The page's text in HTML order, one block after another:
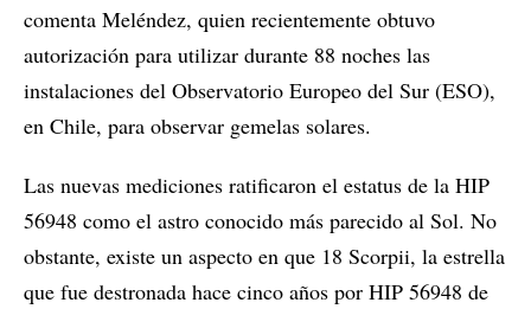
comenta Meléndez, quien recientemente obtuvo
autorización para utilizar durante 88 noches las
instalaciones del Observatorio Europeo del Sur (ESO),
en Chile, para observar gemelas solares.
Las nuevas mediciones ratificaron el estatus de la HIP
56948 como el astro conocido más parecido al Sol. No
obstante, existe un aspecto en que 18 Scorpii, la estrella
que fue destronada hace cinco años por HIP 56948 de